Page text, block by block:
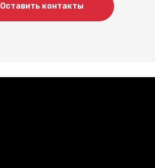
Оставить контакты